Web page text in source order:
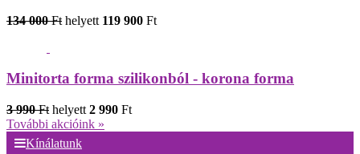
134 000 Ft helyett 119 900 Ft
Minitorta forma szilikonból - korona forma
3 990 Ft helyett 2 990 Ft
További akcióink »
Kínálatunk